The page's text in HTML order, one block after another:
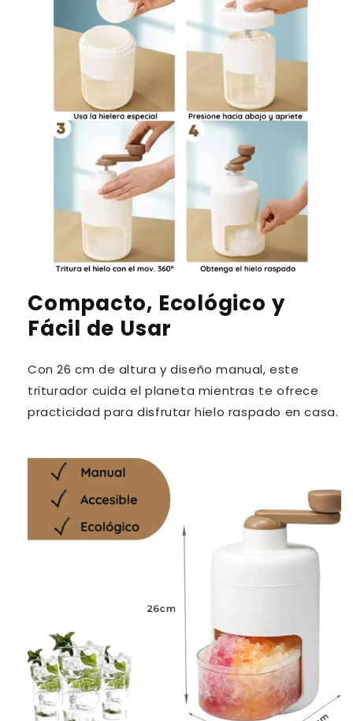
Compacto, Ecológico y
Fácil de Usar
Con 26 cm de altura y diseño manual, este
triturador cuida el planeta mientras te ofrece
practicidad para disfrutar hielo raspado en casa.